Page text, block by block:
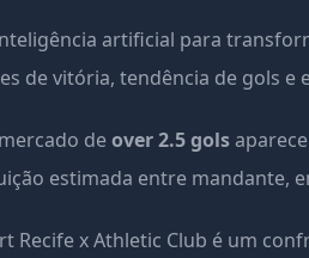
artificial para
de vitória, tendência de gols
deover 2.5 gols
estimada entre mandante,
Recife x Athletic Club é um